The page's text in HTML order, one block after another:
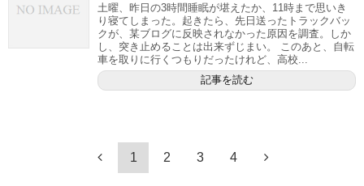
土曜、昨日の3時間睡眠が堪えたか、11時まで思いき
り寝てしまった。起きたら、先日送ったトラックバッ
クが、某ブログに反映されなかった原因を調査。しか
し、突き止めることは出来ずじまい。 このあと、自転
車を取りに行くつもりだったけれど、高校...
記事を読む
1 2 3 4